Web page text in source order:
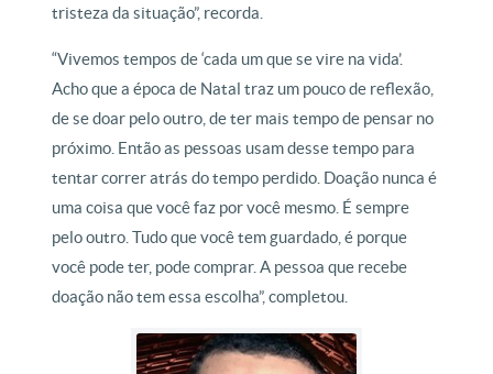
tristeza da situação”, recorda.
“Vivemos tempos de ‘cada um que se vire na vida’.
Acho que a época de Natal traz um pouco de reflexão,
de se doar pelo outro, de ter mais tempo de pensar no
próximo. Então as pessoas usam desse tempo para
tentar correr atrás do tempo perdido. Doação nunca é
uma coisa que você faz por você mesmo. É sempre
pelo outro. Tudo que você tem guardado, é porque
você pode ter, pode comprar. A pessoa que recebe
doação não tem essa escolha”, completou.